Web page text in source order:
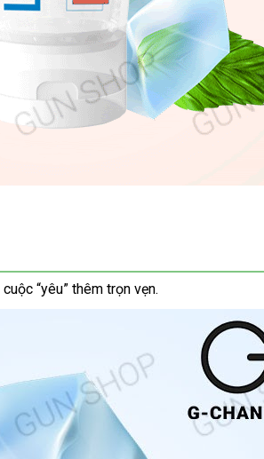
“yêu” thêm trọn vẹntham
khảo
.